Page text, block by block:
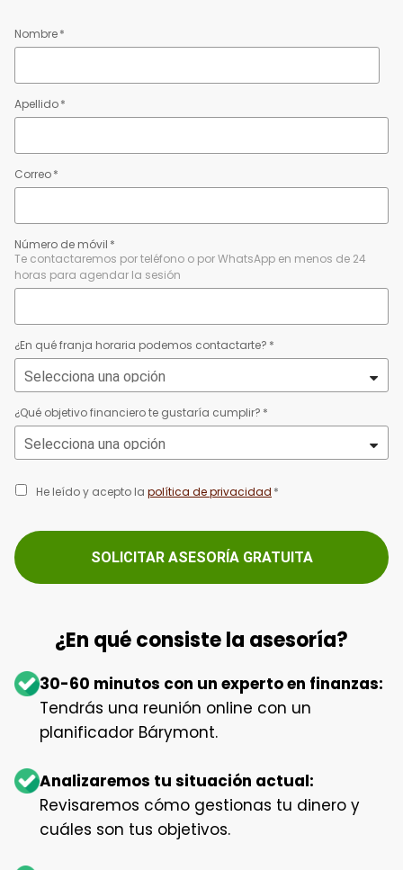
¿En qué consiste la asesoría?
30-60 minutos con un experto en finanzas:
Tendrás una reunión online con un
planificador Bárymont.
Analizaremos tu situación actual:
Revisaremos cómo gestionas tu dinero y
cuáles son tus objetivos.
Nombre*
Apellido*
Correo*
Número de móvil *
Te contactaremos por teléfono o por WhatsApp en menos de 24
horas para agendar la sesión
¿En qué franja horaria podemos contactarte? *
¿Qué objetivo financiero te gustaría cumplir? *
He leído y acepto la política de privacidad *